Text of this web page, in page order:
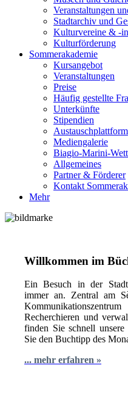
Veranstaltungen
Stadtarchiv und
Kulturvereine & -
Kulturförderung
Sommerakademie
Kursangebot
Veranstaltungen
Preise
Häufig gestellte
Unterkünfte
Stipendien
Austauschplattform
Mediengalerie
Biagio-Marini-
Allgemeines
Partner & Förderer
Kontakt
Mehr
Willkommen im
Ein Besuch in der
immer an. Zentral am
Recherchieren und
finden Sie schnell
Sie den Buchtipp des
... mehr erfahren »